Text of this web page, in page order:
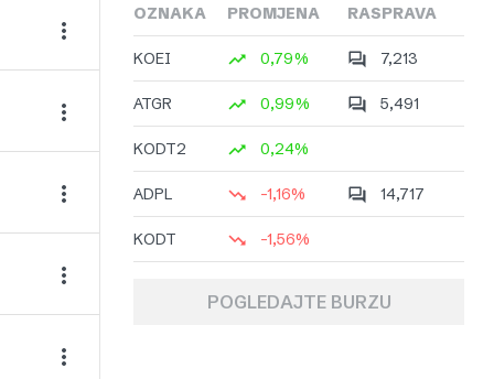
OZNAKA PROMJENA RASPRAVA
KOEI 0,79% 7,213
ATGR 0,99% 5,491
KODT2 0,24%
ADPL -1,16% 14,717
KODT -1,56%
POGLEDAJTE BURZU